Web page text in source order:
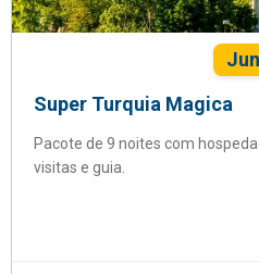
Super Turquia Magica
Pacote de 9 noites com
visitas e guia.